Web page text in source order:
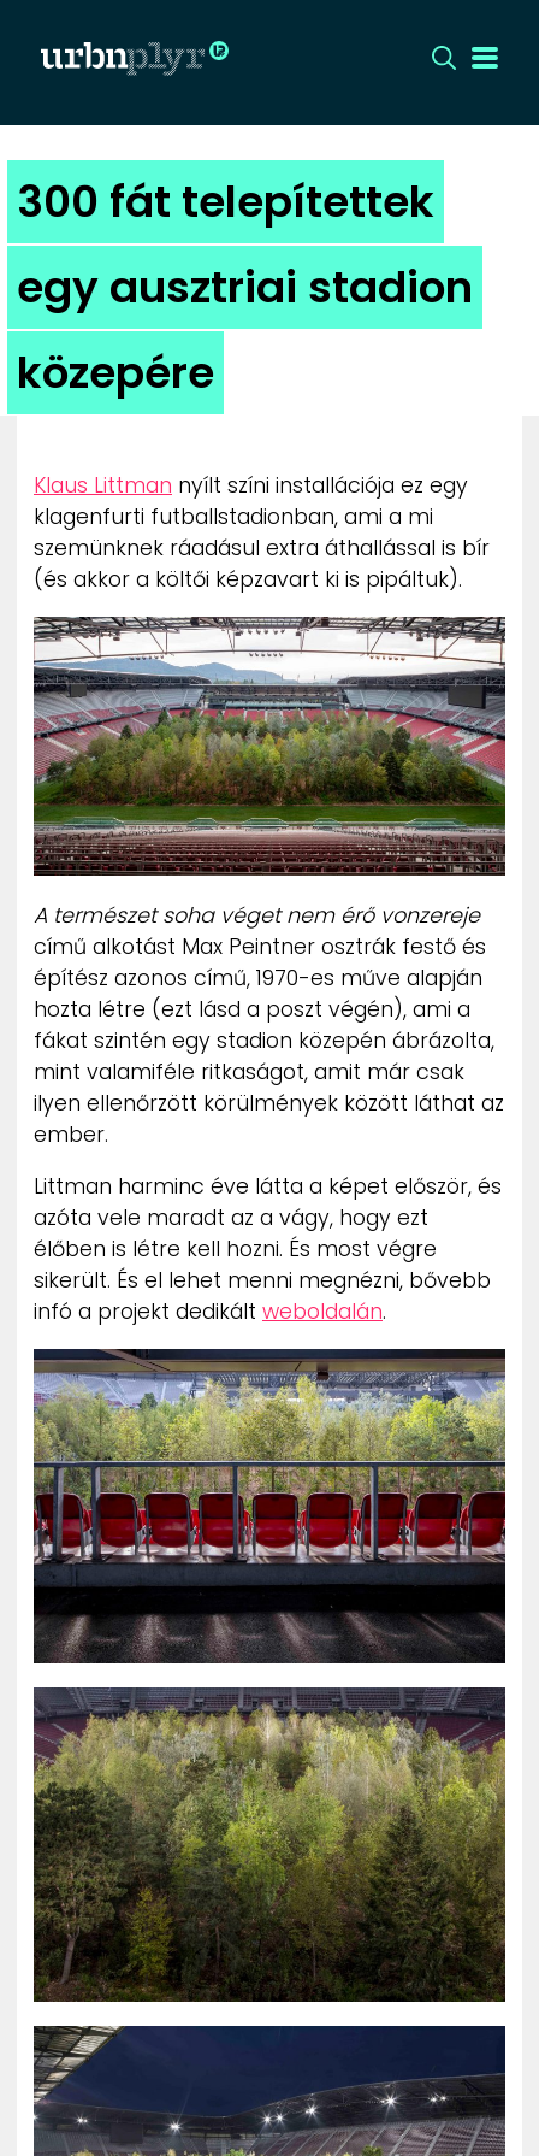
CÍMLAP
DIZÁJN
DIVAT
HIP
UTCA
ZENE
MÉDIAAJÁNLAT
IMPRESSZUM
PR-ARCHÍVUM
ADATKEZELÉSI TÁJÉKOZTATÓ
300 fát telepítettek
egy ausztriai stadion
közepére
Klaus Littman nyílt színi installációja ez egy
klagenfurti futballstadionban, ami a mi
szemünknek ráadásul extra áthallással is bír
(és akkor a költői képzavart ki is pipáltuk).
A természet soha véget nem érő vonzereje
című alkotást Max Peintner osztrák festő és
építész azonos című, 1970-es műve alapján
hozta létre (ezt lásd a poszt végén), ami a
fákat szintén egy stadion közepén ábrázolta,
mint valamiféle ritkaságot, amit már csak
ilyen ellenőrzött körülmények között láthat az
ember.
Littman harminc éve látta a képet először, és
azóta vele maradt az a vágy, hogy ezt
élőben is létre kell hozni. És most végre
sikerült. És el lehet menni megnézni, bővebb
infó a projekt dedikált weboldalán.